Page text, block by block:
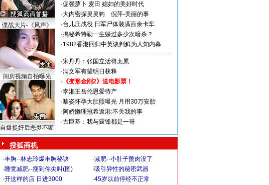
谍战大片-《风声》
闺房视频自拍曝光
自爆捉奸后恶梦不断
·倔强萝卜 麦田 媳妇的美好时代
·大内密探灵灵狗
倪萍-美丽的事
·台儿庄战役 日军尸体装满百余卡车
·揭秘希特勒一生躲过多少次暗杀？
·1982香港回归中英谈判鲜为人知内幕
·宋丹丹：张国立活得太累
·满文军有望明日获释
· 《变形金刚2》送电影票！
·李湘王岳伦恩爱待产
·黎姿怀孕大肚照曝光 月用30万安胎
·阿娇懒理冠希返港:不关我的事
·古巨基：我与霆锋都是一哥
搜狐商机
·丰胸--林志玲爆丰胸秘诀 ·减肥--小肚子赘肉没了
·睡觉减肥--瘦到你尖叫(图) ·吸引异性的秘密武器
·开这样的店 日进3000 ·45岁以前停经不正常